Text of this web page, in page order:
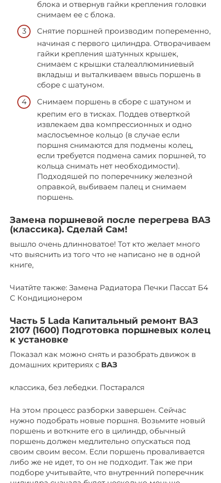
блока и отвернув гайки крепления головки
снимаем ее с блока.
Снятие поршней производим попеременно,
начиная с первого цилиндра. Отворачиваем
гайки крепления шатунных крышек,
снимаем с крышки сталеаллюминиевый
вкладыш и выталкиваем ввысь поршень в
сборе с шатуном.
Снимаем поршень в сборе с шатуном и
крепим его в тисках. Поддев отверткой
извлекаем два компрессионных и одно
маслосъемное кольцо (в случае если
поршня снимаются для подмены колец,
если требуется подмена самих поршней, то
кольца снимать нет необходимости).
Подходяшей по поперечнику железной
оправкой, выбиваем палец и снимаем
поршень.
Замена поршневой после перегрева ВАЗ
(классика). Сделай Сам!
вышло очень длинноватое! Тот кто желает много
что выяснить из того что не написано не в одной
книге,
Чиатйте также: Замена Радиатора Печки Пассат Б4
С Кондиционером
Часть 5 Lada Капитальный ремонт ВАЗ
2107 (1600) Подготовка поршневых колец
к установке
Показал как можно снять и разобрать движок в
домашних критериях с ВАЗ
классика, без лебедки. Постарался
На этом процесс разборки завершен. Сейчас
нужно подобрать новые поршня. Возьмите новый
поршень и воткните его в цилиндр, обычный
поршень должен медлительно опускаться под
своим своим весом. Если поршень проваливается
либо же не идет, то он не подходит. Так же при
подборе учитывайте, что внутренний поперечник